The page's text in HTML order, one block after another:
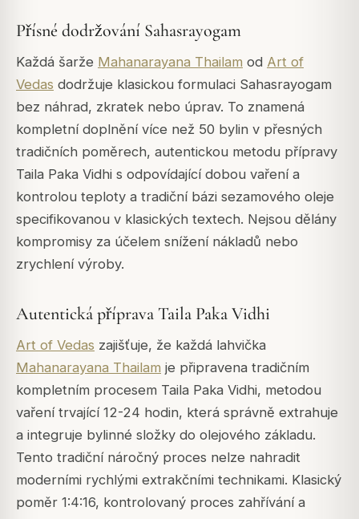
Přísné dodržování Sahasrayogam
Každá šarže Mahanarayana Thailam od Art of
Vedas dodržuje klasickou formulaci Sahasrayogam
bez náhrad, zkratek nebo úprav. To znamená
kompletní doplnění více než 50 bylin v přesných
tradičních poměrech, autentickou metodu přípravy
Taila Paka Vidhi s odpovídající dobou vaření a
kontrolou teploty a tradiční bázi sezamového oleje
specifikovanou v klasických textech. Nejsou dělány
kompromisy za účelem snížení nákladů nebo
zrychlení výroby.
Autentická příprava Taila Paka Vidhi
Art of Vedas zajišťuje, že každá lahvička
Mahanarayana Thailam je připravena tradičním
kompletním procesem Taila Paka Vidhi, metodou
vaření trvající 12-24 hodin, která správně extrahuje
a integruje bylinné složky do olejového základu.
Tento tradiční náročný proces nelze nahradit
moderními rychlými extrakčními technikami. Klasický
poměr 1:4:16, kontrolovaný proces zahřívání a